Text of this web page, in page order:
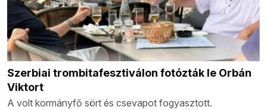
Szerbiai trombitafesztiválon fotózták le Orbán
Viktort
A volt kormányfő sört és csevapot fogyasztott.